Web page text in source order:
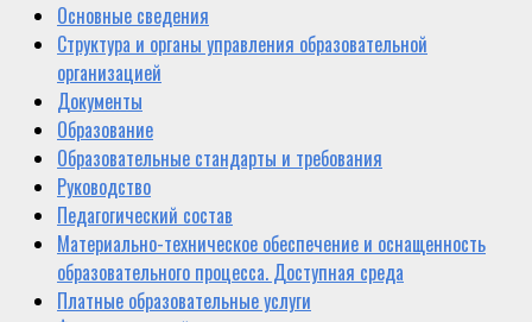
Основные сведения
Структура и органы управления образовательной
организацией
Документы
Образование
Образовательные стандарты и требования
Руководство
Педагогический состав
Материально-техническое обеспечение и оснащенность
образовательного процесса. Доступная среда
Платные образовательные услуги